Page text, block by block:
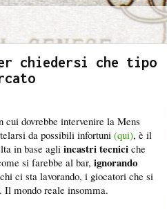
chiedersi che tipo
dovrebbe intervenire la Mens
da possibili infortuni (qui), è il
in base agliincastri tecnici che
si farebbe al bar, ignorando
ci sta lavorando, i giocatori che si
mondo reale insomma.